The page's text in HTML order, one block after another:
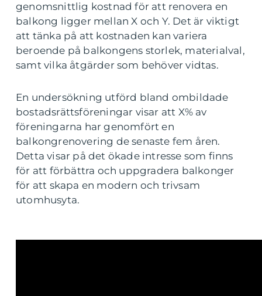
genomsnittlig kostnad för att renovera en
balkong ligger mellan X och Y. Det är viktigt
att tänka på att kostnaden kan variera
beroende på balkongens storlek, materialval,
samt vilka åtgärder som behöver vidtas.
En undersökning utförd bland ombildade
bostadsrättsföreningar visar att X% av
föreningarna har genomfört en
balkongrenovering de senaste fem åren.
Detta visar på det ökade intresse som finns
för att förbättra och uppgradera balkonger
för att skapa en modern och trivsam
utomhusyta.